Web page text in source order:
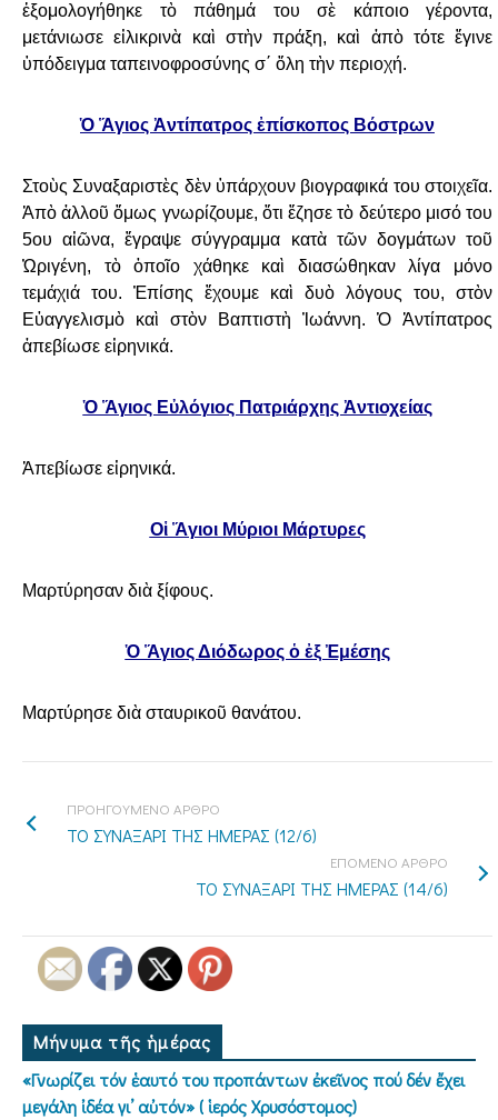
ἐξομολογήθηκε τὸ πάθημά του σὲ κάποιο γέροντα,
μετάνιωσε εἰλικρινὰ καὶ στὴν πράξη, καὶ ἀπὸ τότε ἔγινε
ὑπόδειγμα ταπεινοφροσύνης σ΄ ὅλη τὴν περιοχή.
Ὁ Ἅγιος Ἀντίπατρος ἐπίσκοπος Βόστρων
Στοὺς Συναξαριστὲς δὲν ὑπάρχουν βιογραφικά του στοιχεῖα.
Ἀπὸ ἀλλοῦ ὅμως γνωρίζουμε, ὅτι ἔζησε τὸ δεύτερο μισό του
5ου αἰῶνα, ἔγραψε σύγγραμμα κατὰ τῶν δογμάτων τοῦ
Ὠριγένη, τὸ ὁποῖο χάθηκε καὶ διασώθηκαν λίγα μόνο
τεμάχιά του. Ἐπίσης ἔχουμε καὶ δυὸ λόγους του, στὸν
Εὐαγγελισμὸ καὶ στὸν Βαπτιστὴ Ἰωάννη. Ὁ Ἀντίπατρος
ἀπεβίωσε εἰρηνικά.
Ὁ Ἅγιος Εὐλόγιος Πατριάρχης Ἀντιοχείας
Ἀπεβίωσε εἰρηνικά.
Οἱ Ἅγιοι Μύριοι Μάρτυρες
Μαρτύρησαν διὰ ξίφους.
Ὁ Ἅγιος Διόδωρος ὁ ἐξ Ἐμέσης
Μαρτύρησε διὰ σταυρικοῦ θανάτου.
ΠΡΟΗΓΟΥΜΕΝΟ ΑΡΘΡΟ
ΤΟ ΣΥΝΑΞΑΡΙ ΤΗΣ ΗΜΕΡΑΣ (12/6)
ΕΠΟΜΕΝΟ ΑΡΘΡΟ
ΤΟ ΣΥΝΑΞΑΡΙ ΤΗΣ ΗΜΕΡΑΣ (14/6)
Μήνυμα τῆς ἡμέρας
«Γνωρίζει τόν ἑαυτό του προπάντων ἐκεῖνος πού δέν ἔχει
μεγάλη ἰδέα γι’ αὐτόν» ( ἱερός Χρυσόστομος)